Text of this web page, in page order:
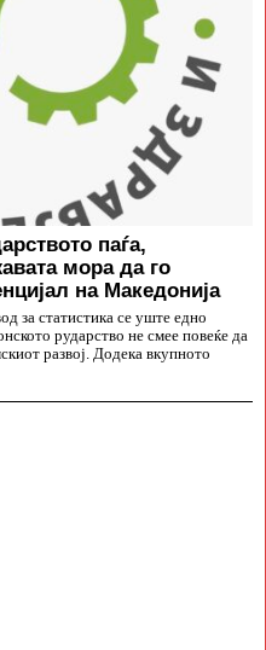
паѓа,
мора да го
на Македонија
за статистика се уште едно
рударство не смее повеќе да
развој. Додека вкупното